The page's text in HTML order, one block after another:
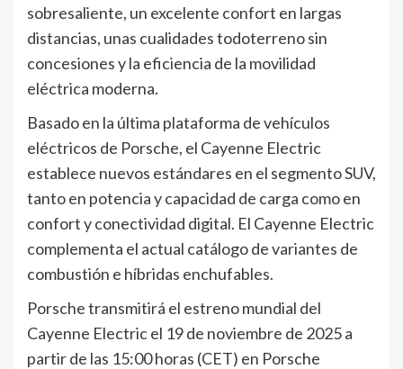
sobresaliente, un excelente confort en largas
distancias, unas cualidades todoterreno sin
concesiones y la eficiencia de la movilidad
eléctrica moderna.
Basado en la última plataforma de vehículos
eléctricos de Porsche, el Cayenne Electric
establece nuevos estándares en el segmento SUV,
tanto en potencia y capacidad de carga como en
confort y conectividad digital. El Cayenne Electric
complementa el actual catálogo de variantes de
combustión e híbridas enchufables.
Porsche transmitirá el estreno mundial del
Cayenne Electric el 19 de noviembre de 2025 a
partir de las 15:00 horas (CET) en Porsche